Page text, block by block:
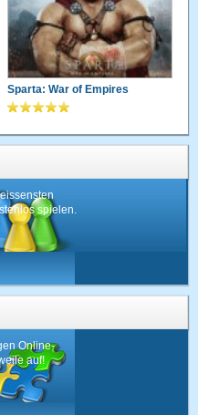
Sparta: War of Empires
spielen.
Online-
auf!